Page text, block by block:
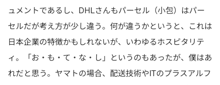
ュメントであるし、DHLさんもパーセル（小包）はパー
セルだが考え方が少し違う。何が違うかというと、これは
日本企業の特徴かもしれないが、いわゆるホスピタリテ
ィ。「お・も・て・な・し」というのもあったが、僕はあ
れだと思う。ヤマトの場合、配送技術やITのプラスアルフ